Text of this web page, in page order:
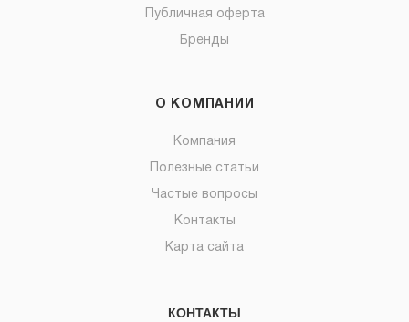
Публичная оферта
Бренды
О КОМПАНИИ
Компания
Полезные статьи
Частые вопросы
Контакты
Карта сайта
КОНТАКТЫ